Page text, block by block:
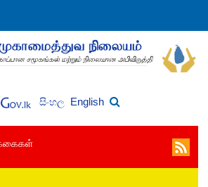
සිංහල English